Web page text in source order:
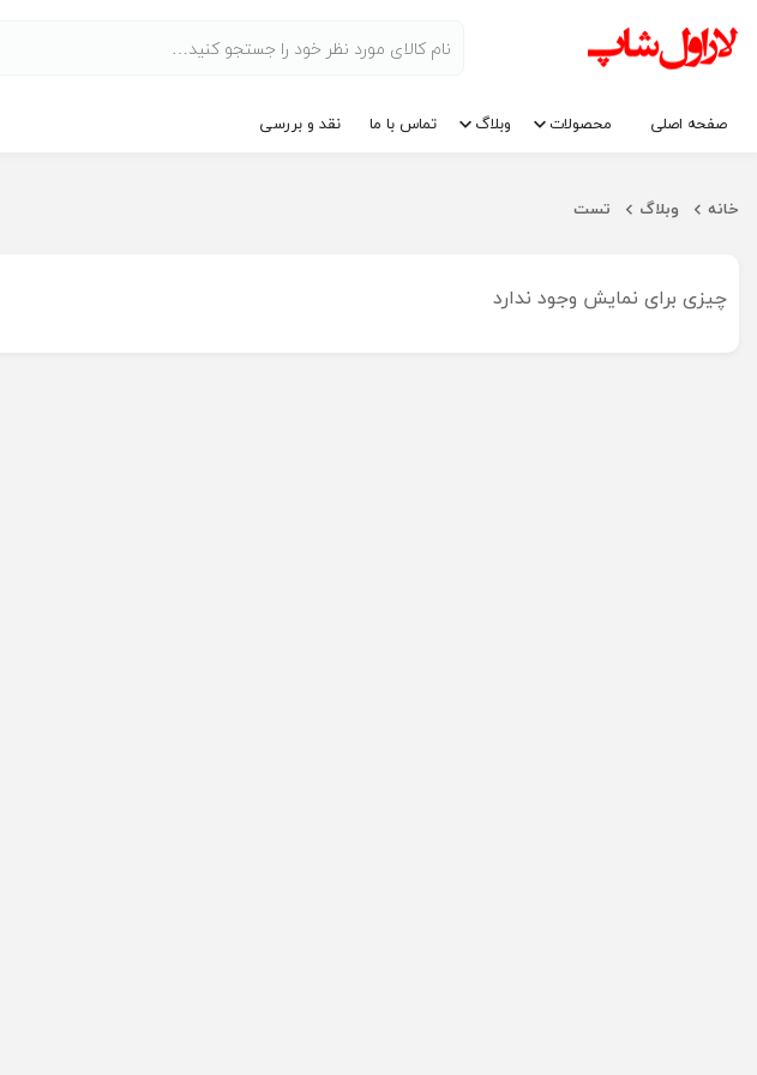
صفحه اصلی محصولات وبلاگ تماس با ما نقد و بررسی
خانه وبلاگ تست
چیزی برای نمایش وجود ندارد